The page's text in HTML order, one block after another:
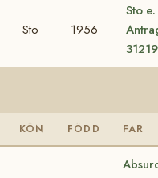
Sto 1956
Sto e.
KÖN FÖDD FAR